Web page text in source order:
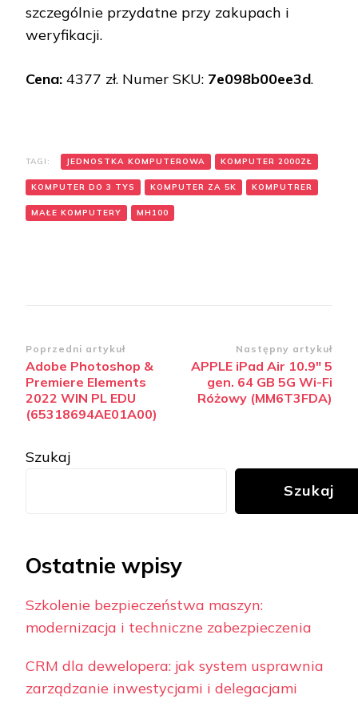
szczególnie przydatne przy zakupach i
weryfikacji.
Cena: 4377 zł. Numer SKU: 7e098b00ee3d.
TAGI: JEDNOSTKA KOMPUTEROWA KOMPUTER 2000ZŁ
KOMPUTER DO 3 TYS KOMPUTER ZA 5K KOMPUTRER
MAŁE KOMPUTERY MH100
Zobacz
wpisy
Poprzedni artykuł
Adobe Photoshop &
Premiere Elements
2022 WIN PL EDU
(65318694AE01A00)
Następny artykuł
APPLE iPad Air 10.9″ 5
gen. 64 GB 5G Wi-Fi
Różowy (MM6T3FDA)
Szukaj
Szukaj
Ostatnie wpisy
Szkolenie bezpieczeństwa maszyn:
modernizacja i techniczne zabezpieczenia
CRM dla dewelopera: jak system usprawnia
zarządzanie inwestycjami i delegacjami